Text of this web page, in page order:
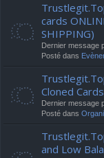
cards
SHIPPING)
Dernier message
Posté dans
Cloned
Dernier message
Posté dans
and Low